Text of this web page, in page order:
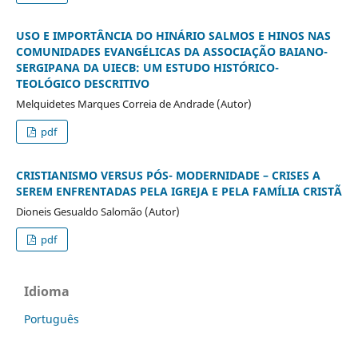
USO E IMPORTÂNCIA DO HINÁRIO SALMOS E HINOS NAS
COMUNIDADES EVANGÉLICAS DA ASSOCIAÇÃO BAIANO-
SERGIPANA DA UIECB: UM ESTUDO HISTÓRICO-
TEOLÓGICO DESCRITIVO
Melquidetes Marques Correia de Andrade (Autor)
pdf
CRISTIANISMO VERSUS PÓS- MODERNIDADE – CRISES A
SEREM ENFRENTADAS PELA IGREJA E PELA FAMÍLIA CRISTÃ
Dioneis Gesualdo Salomão (Autor)
pdf
Idioma
Português